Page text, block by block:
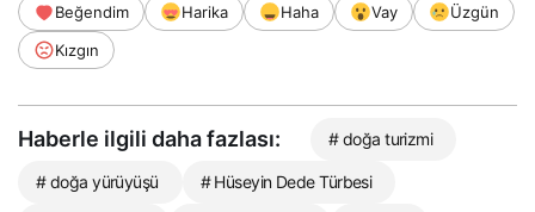
Beğendim Harika Haha Vay
Üzgün
Kızgın
Haberle ilgili daha fazlası: # doğa turizmi
# doğa yürüyüşü # Hüseyin Dede Türbesi